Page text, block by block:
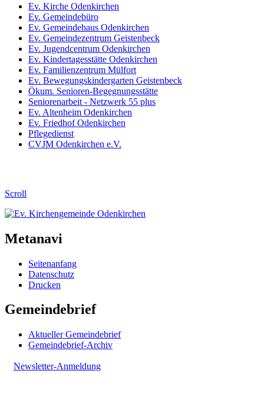
Ev. Kirche Odenkirchen
Ev. Gemeindebüro
Ev. Gemeindehaus Odenkirchen
Ev. Gemeindezentrum Geistenbeck
Ev. Jugendcentrum Odenkirchen
Ev. Kindertagesstätte Odenkirchen
Ev. Familienzentrum Mülfort
Ev. Bewegungskindergarten Geistenbeck
Ökum. Senioren-Begegnungsstätte
Seniorenarbeit - Netzwerk 55 plus
Ev. Altenheim Odenkirchen
Ev. Friedhof Odenkirchen
Pflegedienst
CVJM Odenkirchen e.V.
Scroll
Metanavi
Seitenanfang
Datenschutz
Drucken
Gemeindebrief
Aktueller Gemeindebrief
Gemeindebrief-Archiv
Newsletter-Anmeldung